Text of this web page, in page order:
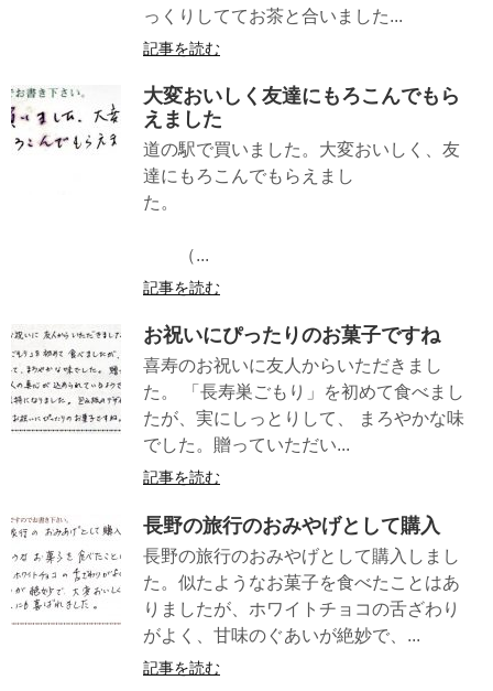
っくりしててお茶と合いました...
記事を読む
大変おいしく友達にもろこんでもら
えました
道の駅で買いました。大変おいしく、友
達にもろこんでもらえまし
た。
（...
記事を読む
お祝いにぴったりのお菓子ですね
喜寿のお祝いに友人からいただきまし
た。 「長寿巣ごもり」を初めて食べまし
たが、実にしっとりして、 まろやかな味
でした。贈っていただい...
記事を読む
長野の旅行のおみやげとして購入
長野の旅行のおみやげとして購入しまし
た。似たようなお菓子を食べたことはあ
りましたが、ホワイトチョコの舌ざわり
がよく、甘味のぐあいが絶妙で、...
記事を読む